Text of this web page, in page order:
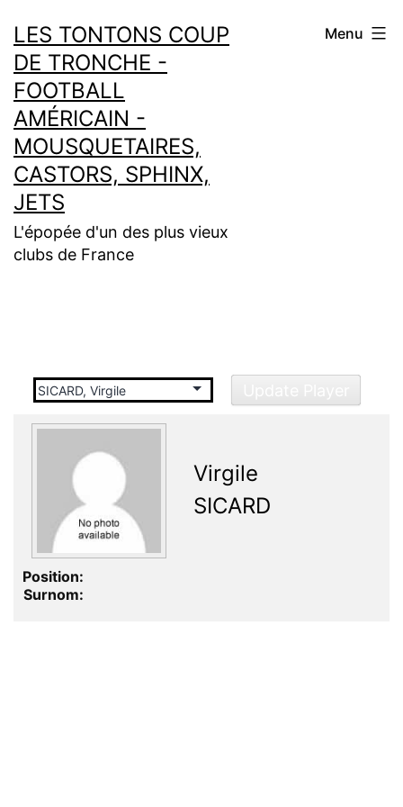
au
contenu
LES TONTONS COUP
DE TRONCHE -
FOOTBALL
AMÉRICAIN -
MOUSQUETAIRES,
CASTORS, SPHINX,
JETS
L'épopée d'un des plus vieux
clubs de France
Menu
Virgile
SICARD
Position:
Surnom: